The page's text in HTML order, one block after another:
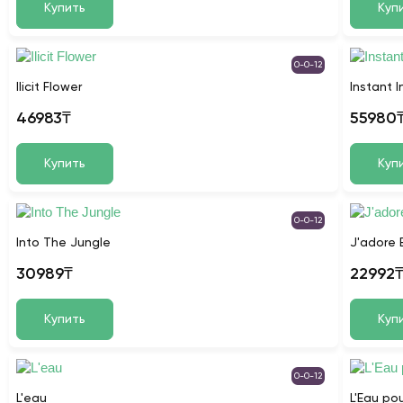
Купить
0-0-12
Ilicit Flower
46983₸
Купить
Instant
0-0-12
Into The Jungle
30989₸
Купить
J'adore
22992₸
0-0-12
L'eau L'Eau